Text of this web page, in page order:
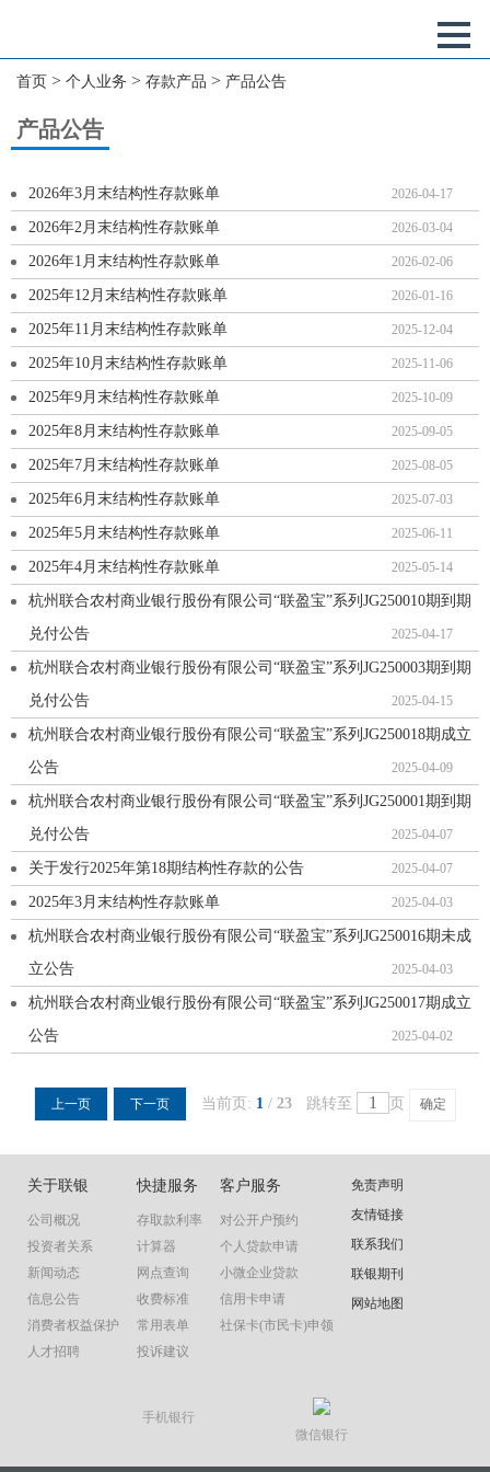
首页 > 个人业务 > 存款产品 > 产品公告
产品公告
2026年3月末结构性存款账单 2026-04-17
2026年2月末结构性存款账单 2026-03-04
2026年1月末结构性存款账单 2026-02-06
2025年12月末结构性存款账单 2026-01-16
2025年11月末结构性存款账单 2025-12-04
2025年10月末结构性存款账单 2025-11-06
2025年9月末结构性存款账单 2025-10-09
2025年8月末结构性存款账单 2025-09-05
2025年7月末结构性存款账单 2025-08-05
2025年6月末结构性存款账单 2025-07-03
2025年5月末结构性存款账单 2025-06-11
2025年4月末结构性存款账单 2025-05-14
杭州联合农村商业银行股份有限公司“联盈宝”系列JG250010期到期
兑付公告
2025-04-17
杭州联合农村商业银行股份有限公司“联盈宝”系列JG250003期到期
兑付公告
2025-04-15
杭州联合农村商业银行股份有限公司“联盈宝”系列JG250018期成立
公告
2025-04-09
杭州联合农村商业银行股份有限公司“联盈宝”系列JG250001期到期
兑付公告
2025-04-07
关于发行2025年第18期结构性存款的公告 2025-04-07
2025年3月末结构性存款账单 2025-04-03
杭州联合农村商业银行股份有限公司“联盈宝”系列JG250016期未成
立公告
2025-04-03
杭州联合农村商业银行股份有限公司“联盈宝”系列JG250017期成立
公告
2025-04-02
上一页 下一页 当前页: 1 / 23 跳转至 页
关于联银
公司概况
投资者关系
新闻动态
信息公告
消费者权益保护
人才招聘
快捷服务
存取款利率
计算器
网点查询
收费标准
常用表单
投诉建议
客户服务
对公开户预约
个人贷款申请
小微企业贷款
信用卡申请
社保卡(市民卡)申领
免责声明
友情链接
联系我们
联银期刊
网站地图
手机银行
微信银行